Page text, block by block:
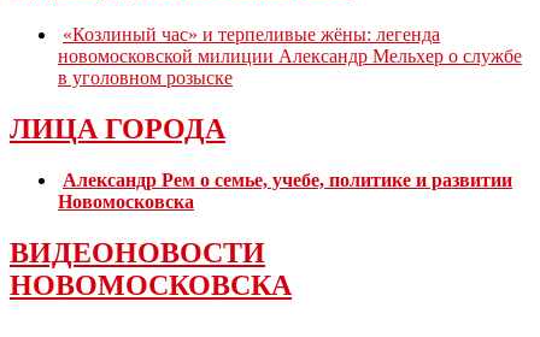
«Козлиный час» и терпеливые жёны: легенда
новомосковской милиции Александр Мельхер о службе
в уголовном розыске
ЛИЦА ГОРОДА
Александр Рем о семье, учебе, политике и развитии
Новомосковска
ВИДЕОНОВОСТИ
НОВОМОСКОВСКА